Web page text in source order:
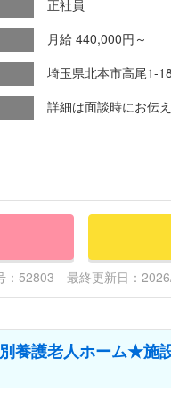
正社員
月給 440,000円～
埼玉県北本市高尾1-
詳細は面談時にお伝
：52803 最終更新日：
養護老人ホーム★施